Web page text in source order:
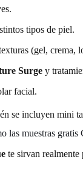
tipos de piel.
(gel, crema,
Surge y
facial.
se incluyen mini
las muestras gratis
te sirvan realmente